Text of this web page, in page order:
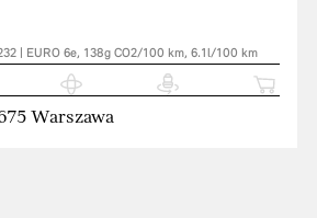
| EURO 6e, 138g CO2/100 km, 6.1l/100 km
Warszawa